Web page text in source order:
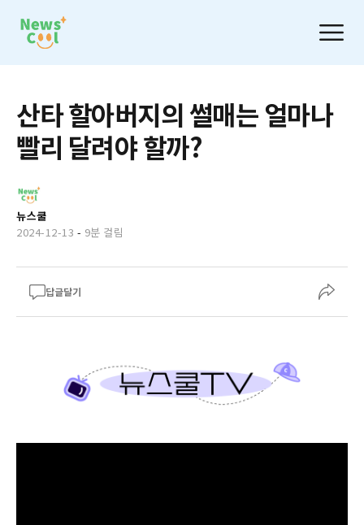
산타 할아버지의 썰매는 얼마나
빨리 달려야 할까?
뉴스쿨
2024-12-13 - 9분 걸림
답글달기